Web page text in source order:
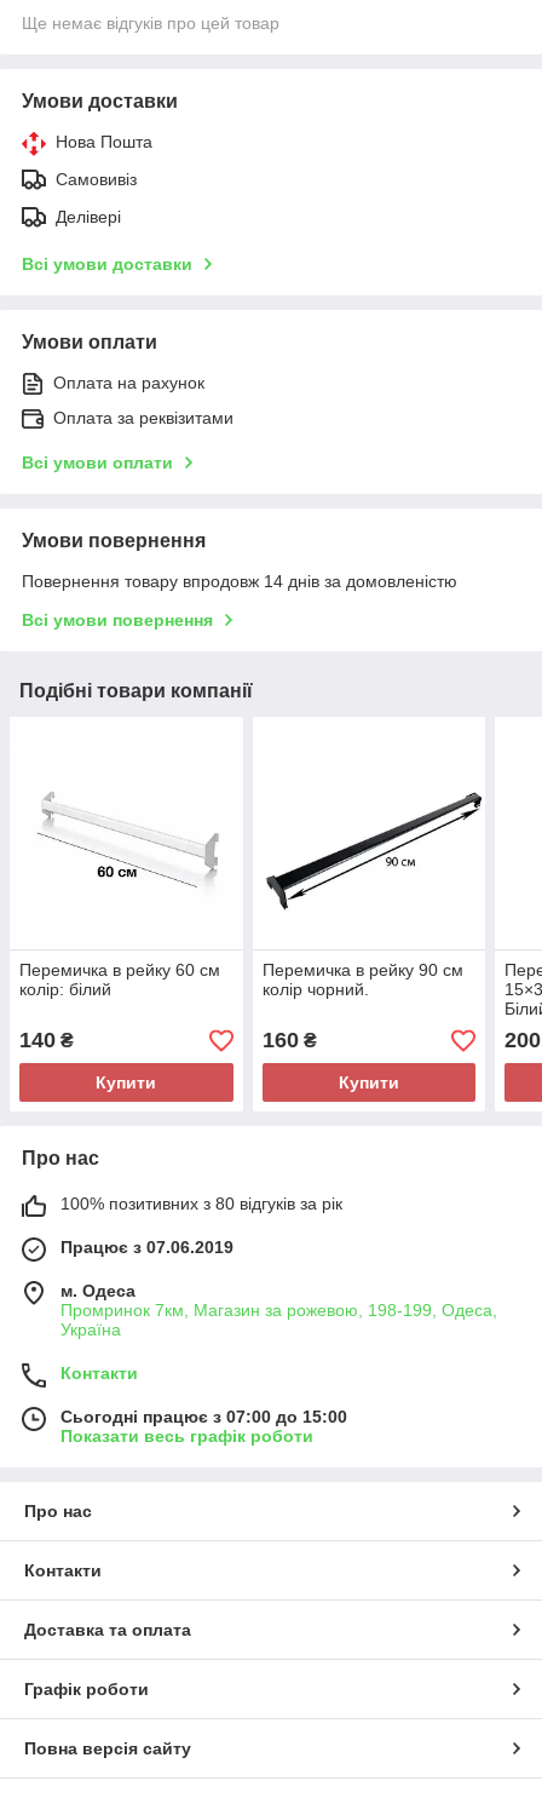
Ще немає відгуків про цей товар
Умови доставки
Нова Пошта
Самовивіз
Делівері
Всі умови доставки
Умови оплати
Оплата на рахунок
Оплата за реквізитами
Всі умови оплати
Умови повернення
Повернення товару впродовж 14 днів за домовленістю
Всі умови повернення
Подібні товари компанії
Перемичка в рейку 60 см
колір: білий
140 ₴
Купити
Перемичка в рейку 90 см
колір чорний.
160₴
Купити
200
Про нас
100% позитивних з 80 відгуків за рік
Працює з 07.06.2019
м. Одеса
Промринок 7км, Магазин за рожевою, 198-199, Одеса,
Україна
Контакти
Сьогодні працює з 07:00 до 15:00
Показати весь графік роботи
Про нас
Контакти
Доставка та оплата
Графік роботи
Повна версія сайту